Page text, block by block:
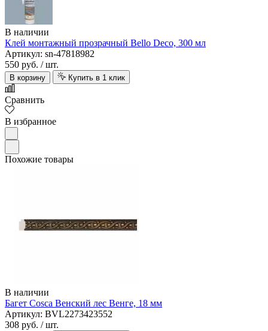
В наличии
Клей монтажный прозрачный Bello Deco, 300 мл
Артикул: sn-47818982
550 руб. / шт.
В корзину Купить в 1 клик
Сравнить
В избранное
Похожие товары
В наличии
Багет Cosca Венский лес Венге, 18 мм
Артикул: BVL2273423552
308 руб. / шт.